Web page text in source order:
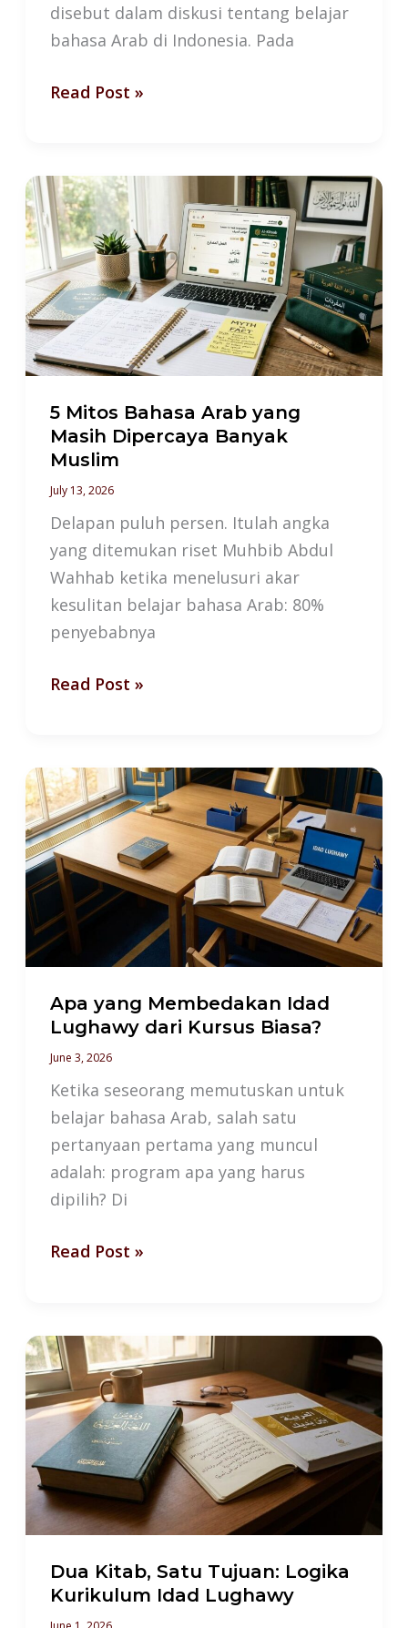
disebut dalam diskusi tentang belajar
bahasa Arab di Indonesia. Pada
Read Post »
5 Mitos Bahasa Arab yang
Masih Dipercaya Banyak
Muslim
July 13, 2026
Delapan puluh persen. Itulah angka
yang ditemukan riset Muhbib Abdul
Wahhab ketika menelusuri akar
kesulitan belajar bahasa Arab: 80%
penyebabnya
5
Mitos
Bahasa
Arab
yang
Masih
Dipercaya
Banyak
Muslim
Read Post »
Apa yang Membedakan Idad
Lughawy dari Kursus Biasa?
June 3, 2026
Ketika seseorang memutuskan untuk
belajar bahasa Arab, salah satu
pertanyaan pertama yang muncul
adalah: program apa yang harus
dipilih? Di
Apa
yang
Membedakan
Idad
Lughawy
dari
Kursus
Biasa?
Read Post »
Dua Kitab, Satu Tujuan: Logika
Kurikulum Idad Lughawy
Dua
Kitab,
Satu
Tujuan:
Logika
Kurikulum
Idad
Lughawy